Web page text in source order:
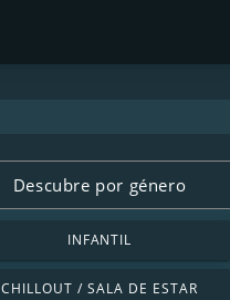
Descubre por género
INFANTIL
CHILLOUT / SALA DE ESTAR